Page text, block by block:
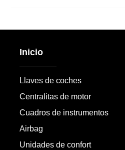
Inicio
Llaves de coches
Centralitas de motor
Cuadros de instrumentos
Airbag
Unidades de confort